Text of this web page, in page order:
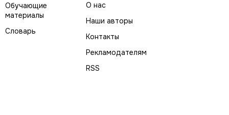
Обучающие
материалы
Словарь
О нас
Наши авторы
Контакты
Рекламодателям
RSS